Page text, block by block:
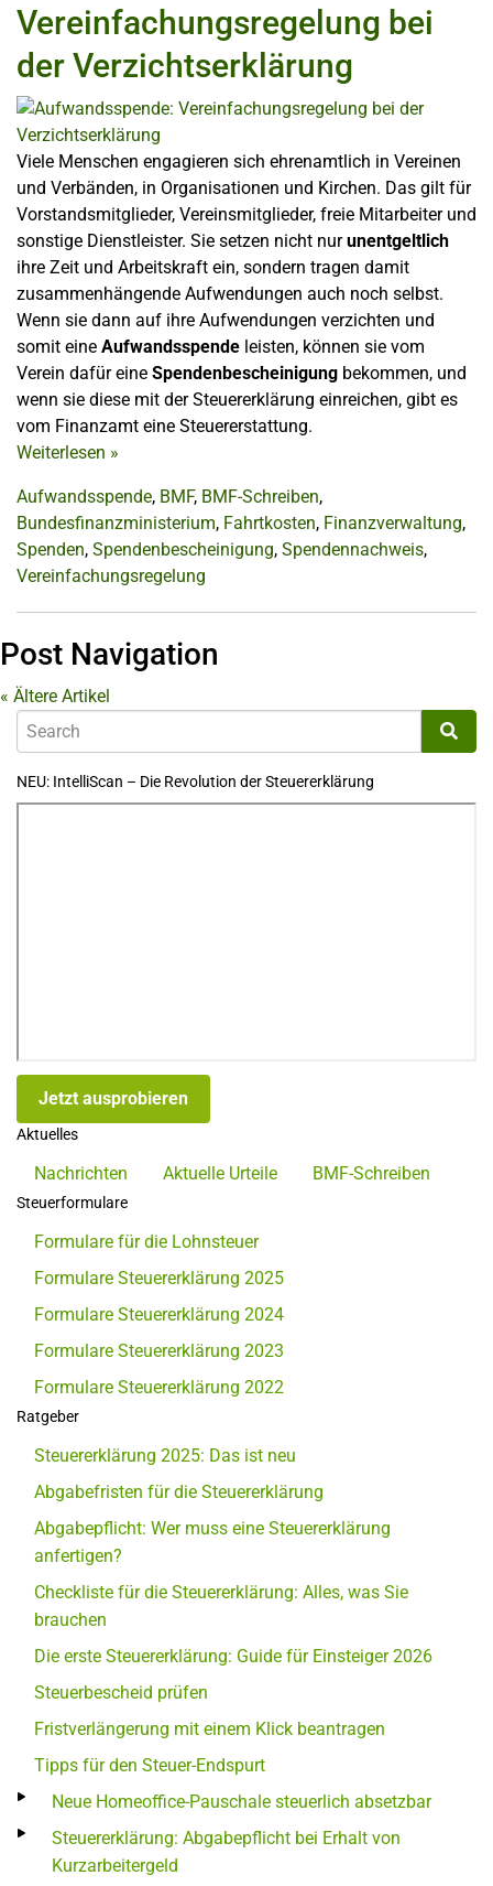
Vereinfachungsregelung bei
der Verzichtserklärung
Viele Menschen engagieren sich ehrenamtlich in Vereinen
und Verbänden, in Organisationen und Kirchen. Das gilt für
Vorstandsmitglieder, Vereinsmitglieder, freie Mitarbeiter und
sonstige Dienstleister. Sie setzen nicht nurunentgeltlich
ihre Zeit und Arbeitskraft ein, sondern tragen damit
zusammenhängende Aufwendungen auch noch selbst.
Wenn sie dann auf ihre Aufwendungen verzichten und
somit eine Aufwandsspende leisten, können sie vom
Verein dafür eine Spendenbescheinigung bekommen, und
wenn sie diese mit der Steuererklärung einreichen, gibt es
vom Finanzamt eine Steuererstattung.
Weiterlesen »
Aufwandsspende, BMF, BMF-Schreiben,
Bundesfinanzministerium, Fahrtkosten, Finanzverwaltung,
Spenden, Spendenbescheinigung, Spendennachweis,
Vereinfachungsregelung
Post Navigation
« Ältere Artikel
NEU: IntelliScan – Die Revolution der Steuererklärung
Jetzt ausprobieren
Aktuelles
Nachrichten Aktuelle Urteile BMF-Schreiben
Steuerformulare
Formulare für die Lohnsteuer
Formulare Steuererklärung 2025
Formulare Steuererklärung 2024
Formulare Steuererklärung 2023
Formulare Steuererklärung 2022
Ratgeber
Steuererklärung 2025: Das ist neu
Abgabefristen für die Steuererklärung
Abgabepflicht: Wer muss eine Steuererklärung
anfertigen?
Checkliste für die Steuererklärung: Alles, was Sie
brauchen
Die erste Steuererklärung: Guide für Einsteiger 2026
Steuerbescheid prüfen
Fristverlängerung mit einem Klick beantragen
Tipps für den Steuer-Endspurt
Neue Homeoffice-Pauschale steuerlich absetzbar
Steuererklärung: Abgabepflicht bei Erhalt von
Kurzarbeitergeld